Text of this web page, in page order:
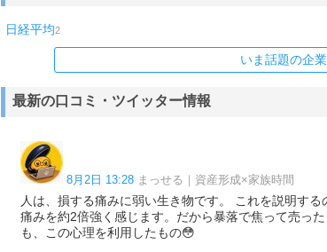
日経平均2
いま話題の企
最新の口コミ・ツイッター情報
8月2日 13:28 まっせる｜資産形成×家族時間
人は、損する痛みに弱い生き物です。 これを説明す
痛みを約2倍強く感じます。だから暴落で焦って売っ
も、この心理を利用したもの😳